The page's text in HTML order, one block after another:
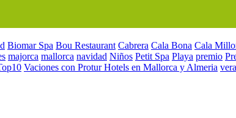
Biomar Spa Bou Restaurant Cabrera Cala Bona Cala
majorca mallorca navidad Niños Petit Spa Playa premio
Vaciones con Protur Hotels en Mallorca y Almeria